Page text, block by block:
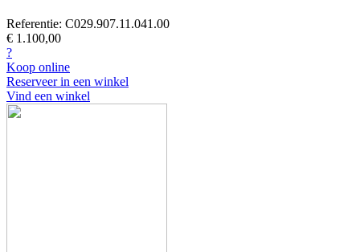
Referentie: C029.907.11.041.00
€ 1.100,00
?
Koop online
Reserveer in een winkel
Vind een winkel